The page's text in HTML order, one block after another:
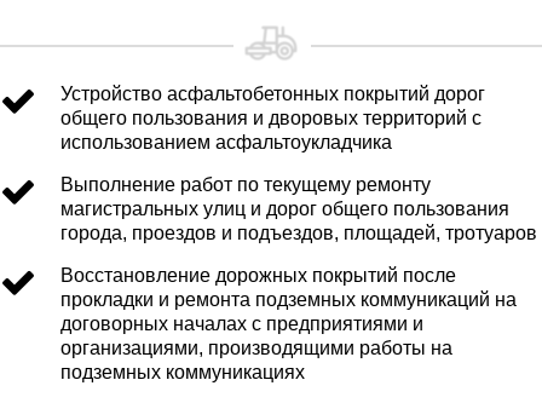
Устройство асфальтобетонных покрытий дорог
общего пользования и дворовых территорий с
использованием асфальтоукладчика
Выполнение работ по текущему ремонту
магистральных улиц и дорог общего пользования
города, проездов и подъездов, площадей, тротуаров
Восстановление дорожных покрытий после
прокладки и ремонта подземных коммуникаций на
договорных началах с предприятиями и
организациями, производящими работы на
подземных коммуникациях